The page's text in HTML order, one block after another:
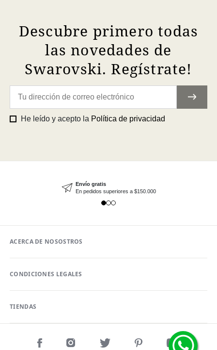
Descubre primero todas
las novedades de
Swarovski. Regístrate!
He leído y acepto la Política de privacidad
Envío gratis
En pedidos superiores a $150.000
ACERCA DE NOSOSTROS
CONDICIONES LEGALES
TIENDAS